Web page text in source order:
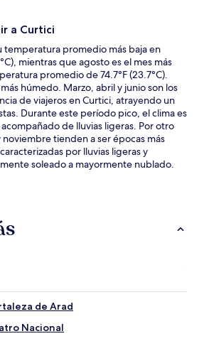
a Curtici
temperatura promedio más baja en
mientras que agosto es el mes más
promedio de 74.7°F (23.7°C).
húmedo. Marzo, abril y junio son los
de viajeros en Curtici, atrayendo un
Durante este período pico, el clima es
de lluvias ligeras. Por otro
tienden a ser épocas más
por lluvias ligeras y
soleado a mayormente nublado.
de Arad
Nacional